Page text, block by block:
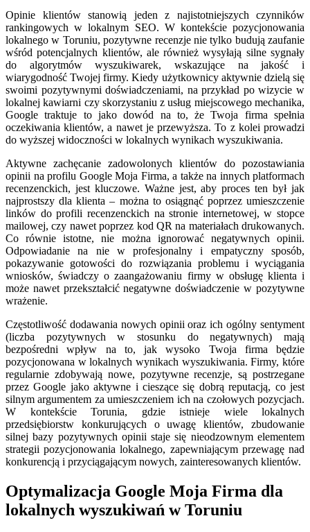
Opinie klientów stanowią jeden z najistotniejszych czynników
rankingowych w lokalnym SEO. W kontekście pozycjonowania
lokalnego w Toruniu, pozytywne recenzje nie tylko budują zaufanie
wśród potencjalnych klientów, ale również wysyłają silne sygnały
do algorytmów wyszukiwarek, wskazujące na jakość i
wiarygodność Twojej firmy. Kiedy użytkownicy aktywnie dzielą się
swoimi pozytywnymi doświadczeniami, na przykład po wizycie w
lokalnej kawiarni czy skorzystaniu z usług miejscowego mechanika,
Google traktuje to jako dowód na to, że Twoja firma spełnia
oczekiwania klientów, a nawet je przewyższa. To z kolei prowadzi
do wyższej widoczności w lokalnych wynikach wyszukiwania.
Aktywne zachęcanie zadowolonych klientów do pozostawiania
opinii na profilu Google Moja Firma, a także na innych platformach
recenzenckich, jest kluczowe. Ważne jest, aby proces ten był jak
najprostszy dla klienta – można to osiągnąć poprzez umieszczenie
linków do profili recenzenckich na stronie internetowej, w stopce
mailowej, czy nawet poprzez kod QR na materiałach drukowanych.
Co równie istotne, nie można ignorować negatywnych opinii.
Odpowiadanie na nie w profesjonalny i empatyczny sposób,
pokazywanie gotowości do rozwiązania problemu i wyciągania
wniosków, świadczy o zaangażowaniu firmy w obsługę klienta i
może nawet przekształcić negatywne doświadczenie w pozytywne
wrażenie.
Częstotliwość dodawania nowych opinii oraz ich ogólny sentyment
(liczba pozytywnych w stosunku do negatywnych) mają
bezpośredni wpływ na to, jak wysoko Twoja firma będzie
pozycjonowana w lokalnych wynikach wyszukiwania. Firmy, które
regularnie zdobywają nowe, pozytywne recenzje, są postrzegane
przez Google jako aktywne i cieszące się dobrą reputacją, co jest
silnym argumentem za umieszczeniem ich na czołowych pozycjach.
W kontekście Torunia, gdzie istnieje wiele lokalnych
przedsiębiorstw konkurujących o uwagę klientów, zbudowanie
silnej bazy pozytywnych opinii staje się nieodzownym elementem
strategii pozycjonowania lokalnego, zapewniającym przewagę nad
konkurencją i przyciągającym nowych, zainteresowanych klientów.
Optymalizacja Google Moja Firma dla
lokalnych wyszukiwań w Toruniu